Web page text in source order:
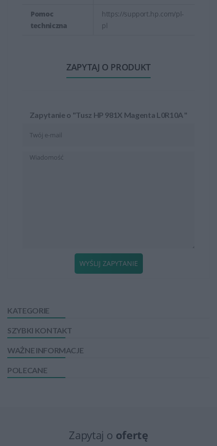
KATEGORIE
SZYBKI KONTAKT
WAŻNE INFORMACJE
POLECANE
Pomoc
techniczna
https://support.hp.com/pl-
pl
ZAPYTAJ O PRODUKT
Zapytanie o "Tusz HP 981X Magenta L0R10A "
WYŚLIJ ZAPYTANIE
Zapytaj o ofertę